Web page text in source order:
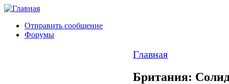
Отправить сообщение
Форумы
Главная
Британия: